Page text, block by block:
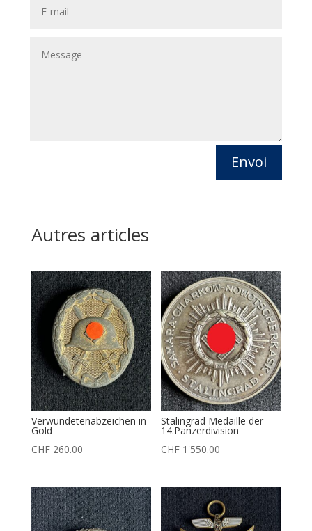
Envoi
Autres articles
Verwundetenabzeichen in
Gold
CHF260.00
Stalingrad Medaille der
14.Panzerdivision
CHF 1'550.00